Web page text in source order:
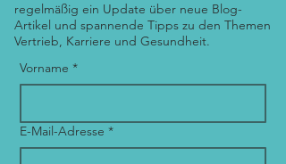
regelmäßig ein Update über neue Blog-
Artikel und spannende Tipps zu den Themen
Vertrieb, Karriere und Gesundheit.
Vorname *
E-Mail-Adresse *